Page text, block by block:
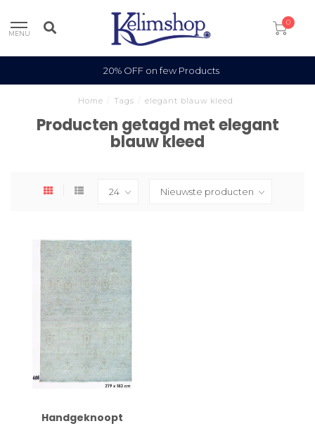
MENU
0
20% OFF on few Products
Home Tags elegant blauw kleed
Producten getagd met elegant
blauw kleed
Handgeknoopt